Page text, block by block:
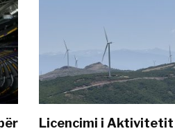
Licencimi i